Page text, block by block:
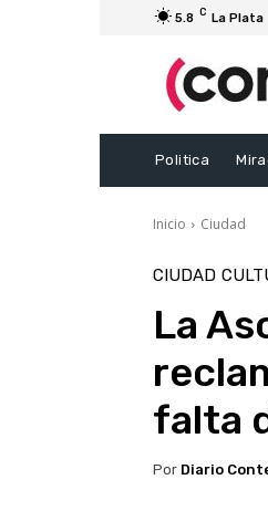
5.8 C La Plata
Politica
Inicio Ciudad
CIUDAD
La
falta
Por Diario